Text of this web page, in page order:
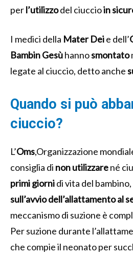
perl’utilizzodel ciuccioin
I medici della Mater Deie dell’
Bambin Gesùhannosmontato
legate al ciuccio, detto anche
Quando si può
ciuccio?
L’Oms,Organizzazione
consiglia di non utilizzarené
primi giornidi vita del
sull’avvio dell’allattamento al
meccanismo di suzione è
Per suzione durante
che compie il neonato per